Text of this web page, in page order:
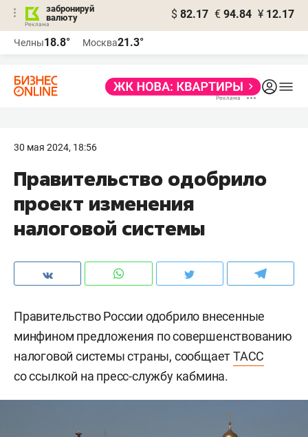
забронируй
валюту
$ 82.17 € 94.84 ¥ 12.17
Челны18.8° Москва21.3°
30 мая 2024, 18:56
Правительство одобрило
проект изменения
налоговой системы
Правительство России одобрило внесенные
минфином предложения по совершенствованию
налоговой системы страны, сообщаетТАСС
со ссылкой на пресс-службу кабмина.